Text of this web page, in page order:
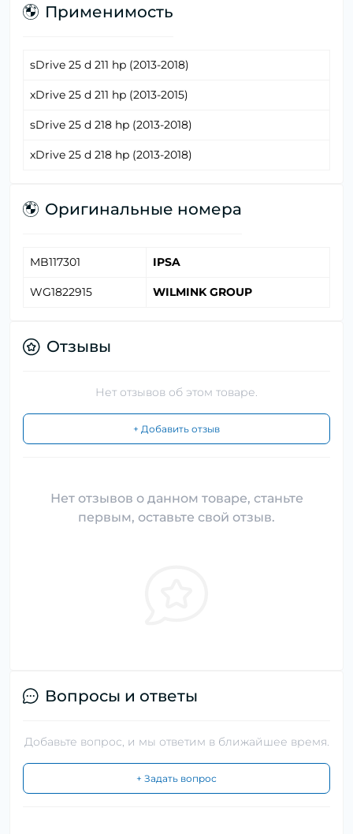
Применимость
sDrive 25 d 211 hp (2013-2018)
xDrive 25 d 211 hp (2013-2015)
sDrive 25 d 218 hp (2013-2018)
xDrive 25 d 218 hp (2013-2018)
Оригинальные номера
MB117301 IPSA
WG1822915 WILMINK GROUP
Отзывы
Нет отзывов об этом товаре.
+ Добавить отзыв
Нет отзывов о данном товаре, станьте
первым, оставьте свой отзыв.
Вопросы и ответы
Добавьте вопрос, и мы ответим в ближайшее время.
+ Задать вопрос